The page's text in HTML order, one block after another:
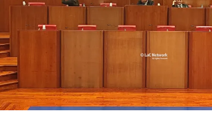
Sanità
Cultura